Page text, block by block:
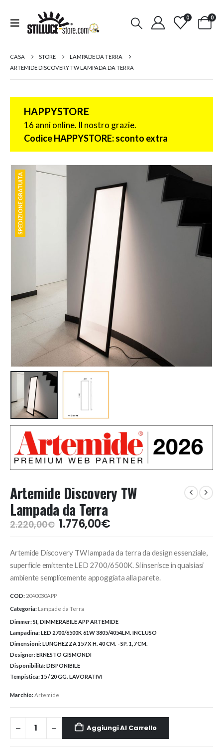
0 0
CASA STORE
LAMPADE DA TERRA
ARTEMIDE DISCOVERY TW LAMPADA DA TERRA
HAPPYSTORE
16 anni online. Il nostro grazie.
Codice HAPPYSTORE: sconto extra
SPEDIZIONE GRATUITA
SPEDIZIONE GRATUITA
Artemide Discovery TW
Lampada da Terra
2.220,00€ Il
prezzo
era:
2.220,00€.
1.776,00€Il
prezzo
è:
1.776,00€.
Artemide Discovery TW lampada da terra da design essenziale,
superficie emittente LED 2700/6500K. Si inserisce in qualsiasi
ambiente semplicemente appoggiata alla parete.
COD: 2040030APP
Categoria: Lampade da Terra
Dimmer:SI, DIMMERABILE APP ARTEMIDE
Lampadina:LED 2700/6500K 61W 3805/4054LM. INCLUSO
Dimensioni:LUNGHEZZA 157 X H. 40 CM. - SP. 1,7 CM.
Designer:ERNESTO GISMONDI
Disponibilità:DISPONIBILE
Tempistica:15 / 20 GG. LAVORATIVI
Marchio:Artemide
Aggiungi Al Carrello